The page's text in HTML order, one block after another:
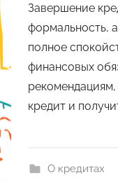
Завершение
формальность,
полное
финансовых
кредит и
О кредитах